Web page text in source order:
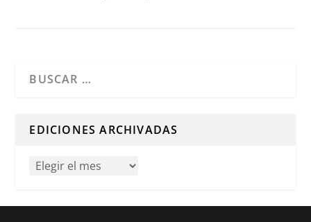
EDICIONES ARCHIVADAS